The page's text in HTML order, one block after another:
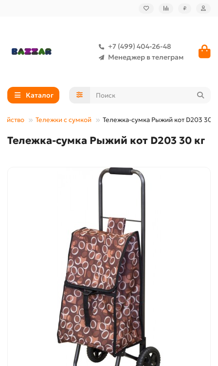
₽
+7 (499) 404-26-48
Менеджер в телеграм
Каталог
Тележки с сумкой Тележка-сумка Рыжий кот D203 30
Тележка-сумка Рыжий кот D203 30 кг